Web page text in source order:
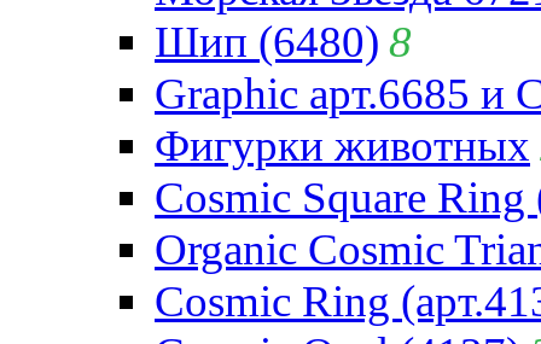
Шип (6480) 8
Graphic арт.6685 и
Фигурки животных
Cosmic Square Ring
Organic Cosmic
Cosmic Ring